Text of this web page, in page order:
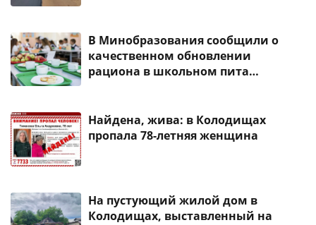
В Минобразования сообщили о
качественном обновлении
рациона в школьном пита…
Найдена, жива: в Колодищах
пропала 78-летняя женщина
На пустующий жилой дом в
Колодищах, выставленный на